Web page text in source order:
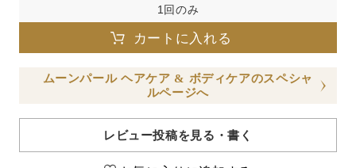
1回のみ
カートに入れる
ムーンパール ヘアケア & ボディケアのスペシャ
ルページへ
レビュー投稿を見る・書く